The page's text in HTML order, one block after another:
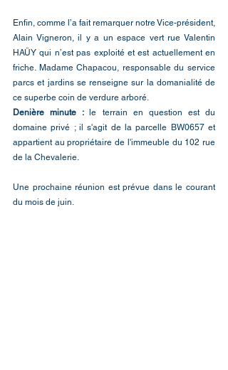
Enfin, comme l’a fait remarquer notre Vice-président,
Alain Vigneron, il y a un espace vert rue Valentin
HAÜY qui n’est pas exploité et est actuellement en
friche. Madame Chapacou, responsable du service
parcs et jardins se renseigne sur la domanialité de
ce superbe coin de verdure arboré.
Denière minute :
le terrain en question est du
domaine privé ; il s'agit de la parcelle BW0657 et
appartient au propriétaire de l'immeuble du 102 rue
de la Chevalerie.
Une prochaine réunion est prévue dans le courant
du mois de juin.